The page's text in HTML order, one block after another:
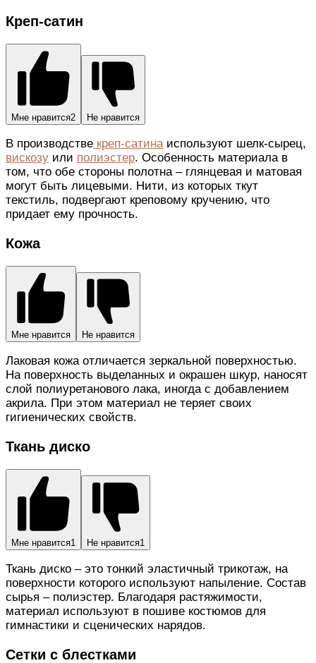
Креп-сатин
Мне нравится2 Не нравится
В производстве креп-сатинаиспользуют шелк-сырец,
вискозу или полиэстер. Особенность материала в
том, что обе стороны полотна – глянцевая и матовая
могут быть лицевыми. Нити, из которых ткут
текстиль, подвергают креповому кручению, что
придает ему прочность.
Кожа
Мне нравится Не нравится
Лаковая кожа отличается зеркальной поверхностью.
На поверхность выделанных и окрашен шкур, наносят
слой полиуретанового лака, иногда с добавлением
акрила. При этом материал не теряет своих
гигиенических свойств.
Ткань диско
Мне нравится1 Не нравится1
Ткань диско – это тонкий эластичный трикотаж, на
поверхности которого используют напыление. Состав
сырья – полиэстер. Благодаря растяжимости,
материал используют в пошиве костюмов для
гимнастики и сценических нарядов.
Сетки с блестками